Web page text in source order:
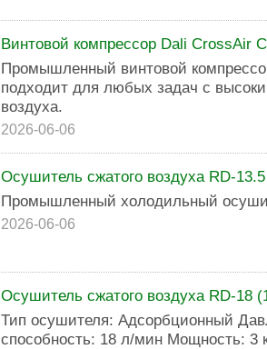
Винтовой компрессор Dali CrossAir
Промышленный винтовой
подходит для любых задач с
воздуха.
2026-06-06
Осушитель сжатого воздуха RD-
Промышленный холодильный
2026-06-06
Осушитель сжатого воздуха RD-18
Тип осушителя: Адсорбционный
способность: 18 л/мин Мощность: 3